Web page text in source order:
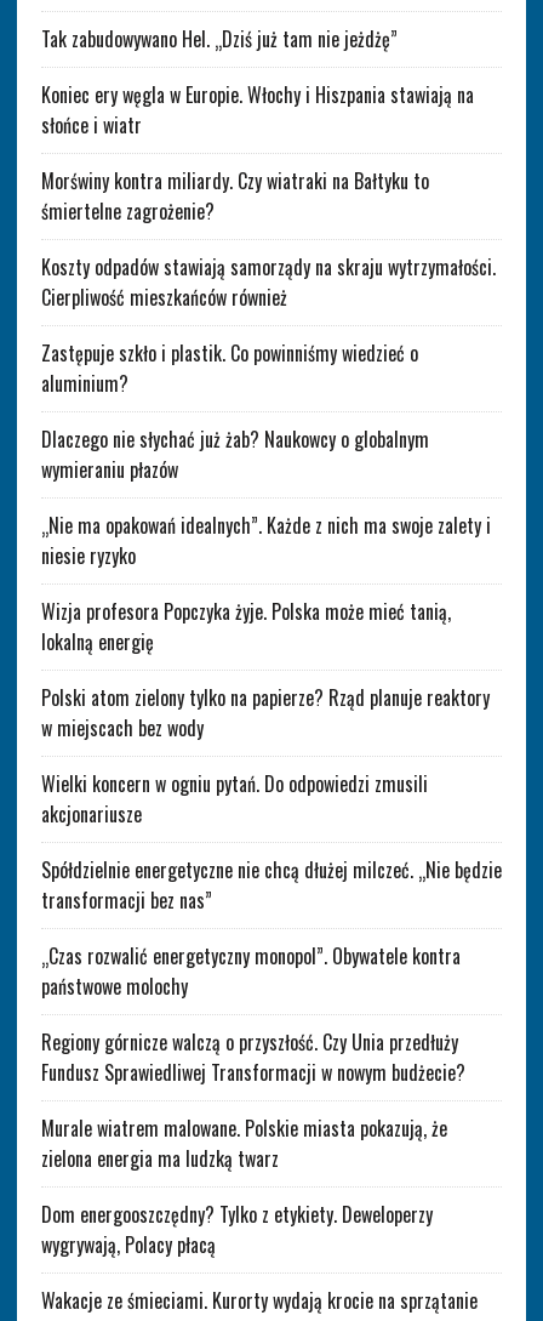
Tak zabudowywano Hel. „Dziś już tam nie jeżdżę”
Koniec ery węgla w Europie. Włochy i Hiszpania stawiają na
słońce i wiatr
Morświny kontra miliardy. Czy wiatraki na Bałtyku to
śmiertelne zagrożenie?
Koszty odpadów stawiają samorządy na skraju wytrzymałości.
Cierpliwość mieszkańców również
Zastępuje szkło i plastik. Co powinniśmy wiedzieć o
aluminium?
Dlaczego nie słychać już żab? Naukowcy o globalnym
wymieraniu płazów
„Nie ma opakowań idealnych”. Każde z nich ma swoje zalety i
niesie ryzyko
Wizja profesora Popczyka żyje. Polska może mieć tanią,
lokalną energię
Polski atom zielony tylko na papierze? Rząd planuje reaktory
w miejscach bez wody
Wielki koncern w ogniu pytań. Do odpowiedzi zmusili
akcjonariusze
Spółdzielnie energetyczne nie chcą dłużej milczeć. „Nie będzie
transformacji bez nas”
„Czas rozwalić energetyczny monopol”. Obywatele kontra
państwowe molochy
Regiony górnicze walczą o przyszłość. Czy Unia przedłuży
Fundusz Sprawiedliwej Transformacji w nowym budżecie?
Murale wiatrem malowane. Polskie miasta pokazują, że
zielona energia ma ludzką twarz
Dom energooszczędny? Tylko z etykiety. Deweloperzy
wygrywają, Polacy płacą
Wakacje ze śmieciami. Kurorty wydają krocie na sprzątanie